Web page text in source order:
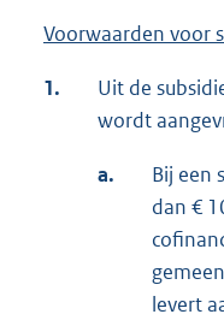
Voorwaarden voor
1.
Uit de
wordt
a.
Bij een
dan €
levert